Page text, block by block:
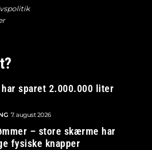
sparet 2.000.000 liter
7. august 2026
– store skærme har
fysiske knapper